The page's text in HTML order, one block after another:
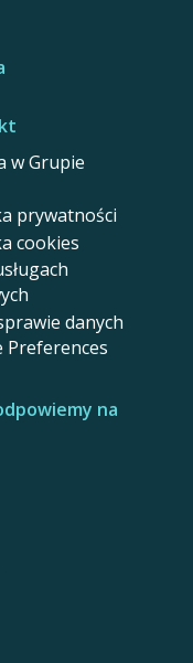
w Grupie
prywatności
cookies
danych
Preferences
na